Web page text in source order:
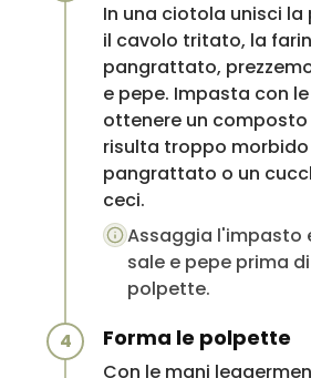
In una ciotola unisci
il cavolo tritato, la
pangrattato,
e pepe. Impasta con
ottenere un
risulta troppo
pangrattato o un
ceci.
Assaggia l'impasto
sale e pepe prima
polpette.
4 Forma le polpette
Con le mani